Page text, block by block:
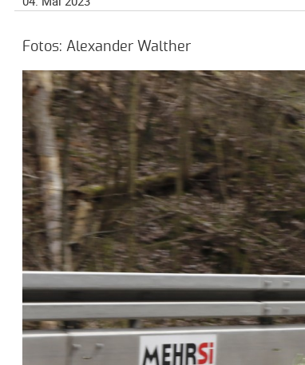
Fotos: Alexander Walther